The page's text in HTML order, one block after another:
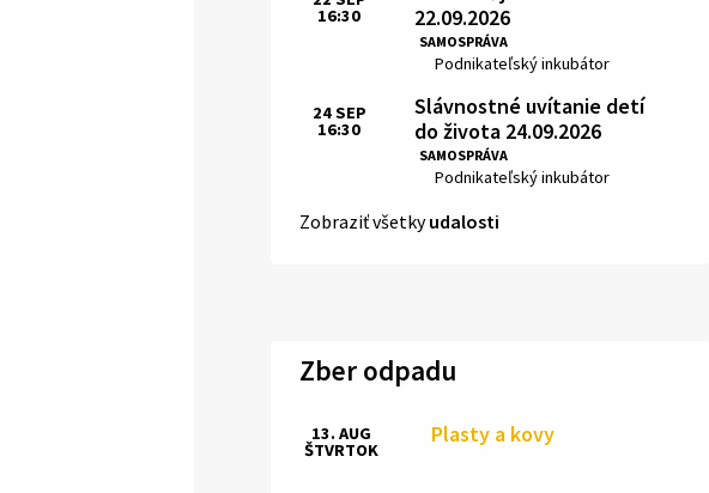
22.09.2026
SAMOSPRÁVA
Miesto:
Podnikateľský inkubátor
Čas:
16:30
Slávnostné uvítanie detí
do života 24.09.2026
SAMOSPRÁVA
Miesto:
Podnikateľský inkubátor
Čas:
24SEP
16:30
Zobraziť všetkyudalosti
Zber odpadu
Plasty a kovy
13. AUG
ŠTVRTOK